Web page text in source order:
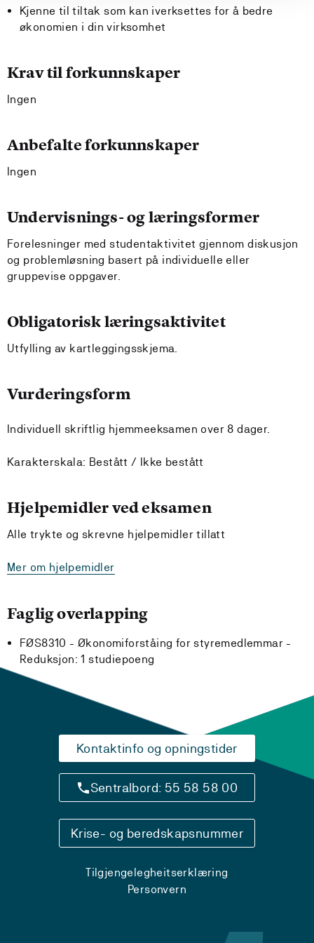
Kjenne til tiltak som kan iverksettes for å bedre
økonomien i din virksomhet
Krav til forkunnskaper
Ingen
Anbefalte forkunnskaper
Ingen
Undervisnings- og læringsformer
Forelesninger med studentaktivitet gjennom diskusjon
og problemløsning basert på individuelle eller
gruppevise oppgaver.
Obligatorisk læringsaktivitet
Utfylling av kartleggingsskjema.
Vurderingsform
Individuell skriftlig hjemmeeksamen over 8 dager.
Karakterskala: Bestått / Ikke bestått
Hjelpemidler ved eksamen
Alle trykte og skrevne hjelpemidler tillatt
Mer om hjelpemidler
Faglig overlapping
FØS8310 - Økonomiforståing for styremedlemmar -
Reduksjon: 1 studiepoeng
Kontaktinfo og opningstider
Sentralbord: 55 58 58 00
Krise- og beredskapsnummer
Tilgjengelegheitserklæring
Personvern